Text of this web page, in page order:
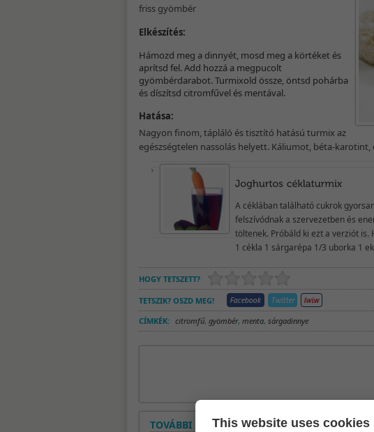
friss gyömbér
Elkészítés:
Hámozd meg a dinnyét, mosd meg a körtéket és
aprítsd fel. Add hozzá a megpucolt
gyömbérdarabot. Turmixold össze, öntsd pohárba
és díszítsd citromfűvel és mentával.
Hatása:
Nagyon finom, tápláló és tisztító hatású turmix az
egészségtelen nassolás helyett. Káliumot, béta-
A céklában található cukrok
felszívódnak a szervezetben és
töltenek. Próbáld ki ezt a verziót is.
1 cékla 1 sárgarépa 1/3 uborka 1
HOGY TETSZETT?
TETSZIK? OSZD MEG!
CÍMKÉK: citromfű, gyömbér, menta, sárgadinnye
TOVÁBBI CIKKEK A ROVATBAN
This website uses cookies